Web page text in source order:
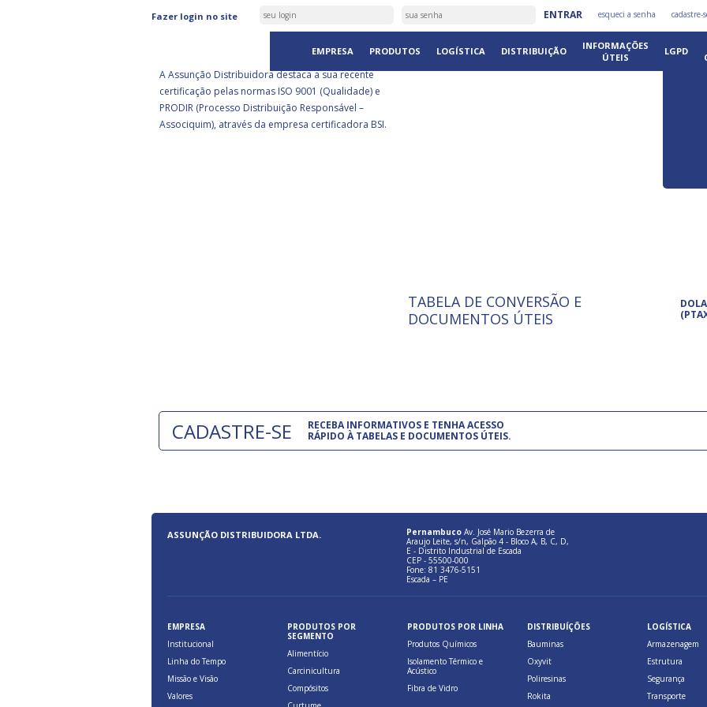
Fazer login no site ENTRAR esqueci a senha cadastre-
EMPRESA PRODUTOS LOGÍSTICA DISTRIBUIÇÃO
INFORMAÇÕES
ÚTEIS
LGPD
ASSUNÇÃO DISTRIBUIDORA É
CERTIFICADA PELA BSI
A Assunção Distribuidora destaca a sua recente
certificação pelas normas ISO 9001 (Qualidade) e
PRODIR (Processo Distribuição Responsável –
Associquim), através da empresa certificadora BSI.
ISO 9001: 2015
A International Organization for
Standardization é um conjunto de
TABELA DE CONVERSÃO E
DOCUMENTOS ÚTEIS
CADASTRE-SE
RECEBA INFORMATIVOS E TENHA ACESSO
RÁPIDO À TABELAS E DOCUMENTOS ÚTEIS.
ASSUNÇÃO DISTRIBUIDORA LTDA. Pernambuco Av. José Mario Bezerra de
Araujo Leite, s/n, Galpão 4 - Bloco A, B, C, D,
E - Distrito Industrial de Escada
CEP - 55500-000
Fone: 81 3476-5151
Escada – PE
EMPRESA
Institucional
Linha do Tempo
Missão e Visão
Valores
PRODUTOS POR
SEGMENTO
Alimentício
Carcinicultura
Compósitos
PRODUTOS POR LINHA
Produtos Químicos
Isolamento Térmico e
Acústico
Fibra de Vidro
DISTRIBUÍÇÕES
Bauminas
Oxyvit
Poliresinas
Rokita
LOGÍSTICA
Armazenagem
Estrutura
Segurança
Transporte